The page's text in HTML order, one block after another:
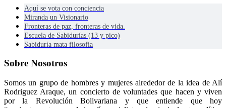
Aquí se vota con conciencia
Miranda un Visionario
Fronteras de paz, fronteras de vida.
Escuela de Sabidurías (13 y pico)
Sabiduría mata filosofía
Sobre Nosotros
Somos un grupo de hombres y mujeres alrededor de la idea de Alí
Rodriguez Araque, un concierto de voluntades que hacen y viven
por la Revolución Bolivariana y que entiende que hoy